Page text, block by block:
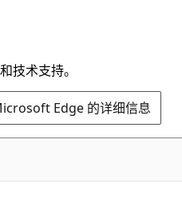
技术支持。
Edge 的详细信息